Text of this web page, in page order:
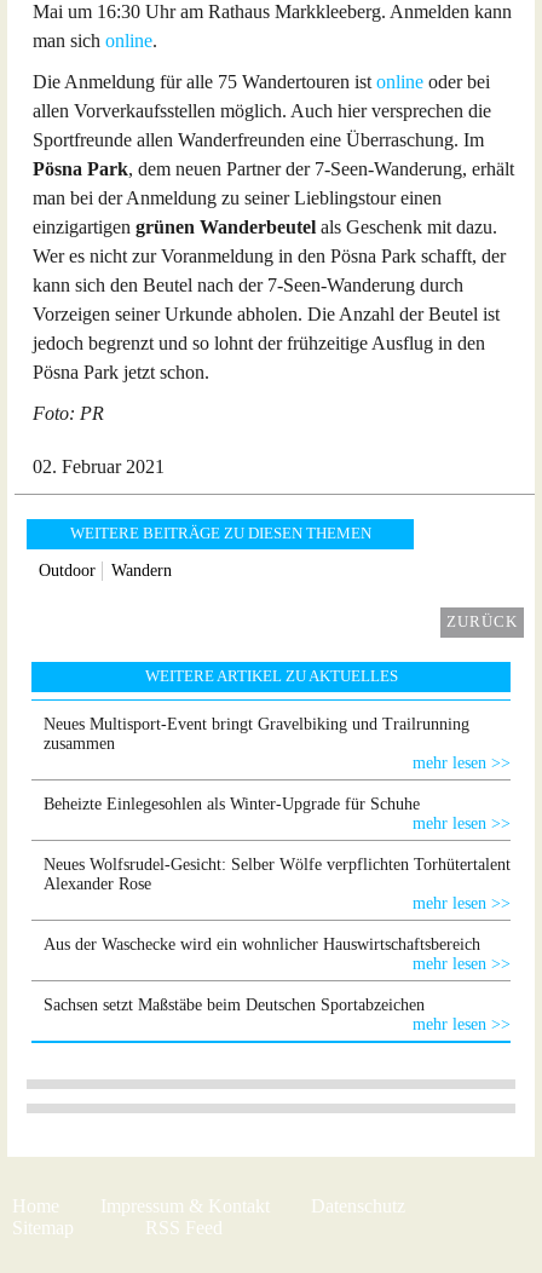
Mai um 16:30 Uhr am Rathaus Markkleeberg. Anmelden kann
man sich online.
Die Anmeldung für alle 75 Wandertouren ist online oder bei
allen Vorverkaufsstellen möglich. Auch hier versprechen die
Sportfreunde allen Wanderfreunden eine Überraschung. Im
Pösna Park, dem neuen Partner der 7-Seen-Wanderung, erhält
man bei der Anmeldung zu seiner Lieblingstour einen
einzigartigen grünen Wanderbeutel als Geschenk mit dazu.
Wer es nicht zur Voranmeldung in den Pösna Park schafft, der
kann sich den Beutel nach der 7-Seen-Wanderung durch
Vorzeigen seiner Urkunde abholen. Die Anzahl der Beutel ist
jedoch begrenzt und so lohnt der frühzeitige Ausflug in den
Pösna Park jetzt schon.
Foto: PR
02. Februar 2021
WEITERE BEITRÄGE ZU DIESEN THEMEN
Outdoor Wandern
ZURÜCK
WEITERE ARTIKEL ZU AKTUELLES
Neues Multisport-Event bringt Gravelbiking und Trailrunning
zusammen
mehr lesen >>
Beheizte Einlegesohlen als Winter-Upgrade für Schuhe
mehr lesen >>
Neues Wolfsrudel-Gesicht: Selber Wölfe verpflichten Torhütertalent
Alexander Rose
mehr lesen >>
Aus der Waschecke wird ein wohnlicher Hauswirtschaftsbereich
mehr lesen >>
Sachsen setzt Maßstäbe beim Deutschen Sportabzeichen
mehr lesen >>
Home Impressum & Kontakt
Datenschutz
Sitemap
RSS Feed